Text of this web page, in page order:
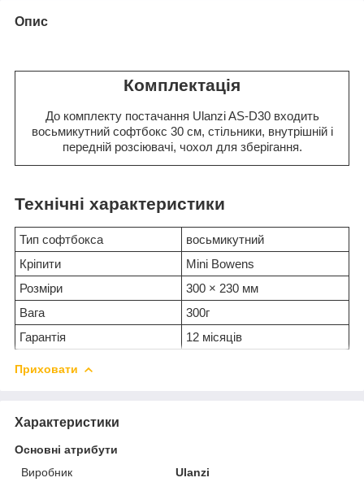
Опис
Комплектація
До комплекту постачання Ulanzi AS-D30 входить
восьмикутний софтбокс 30 см, стільники, внутрішній і
передній розсіювачі, чохол для зберігання.
Технічні характеристики
Тип софтбокса
восьмикутний
Кріпити
Mini Bowens
Розміри
300 × 230 мм
Вага
300г
Гарантія
12 місяців
Приховати
Характеристики
Основні атрибути
Виробник
Ulanzi